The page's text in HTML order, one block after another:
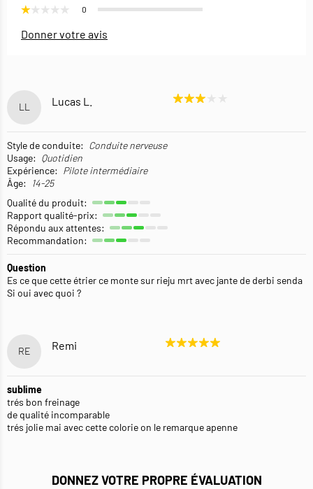
0
Donner votre avis
LL Lucas L.
Style de conduite: Conduite nerveuse
Usage: Quotidien
Expérience: Pilote intermédiaire
Âge:
14-25
Qualité du produit:
Rapport qualité-prix:
Répondu aux attentes:
Recommandation:
Question
Es ce que cette étrier ce monte sur rieju mrt avec jante de derbi senda
Si oui avec quoi ?
RE Remi
sublime
trés bon freinage
de qualité incomparable
trés jolie mai avec cette colorie on le remarque apenne
DONNEZ VOTRE PROPRE ÉVALUATION